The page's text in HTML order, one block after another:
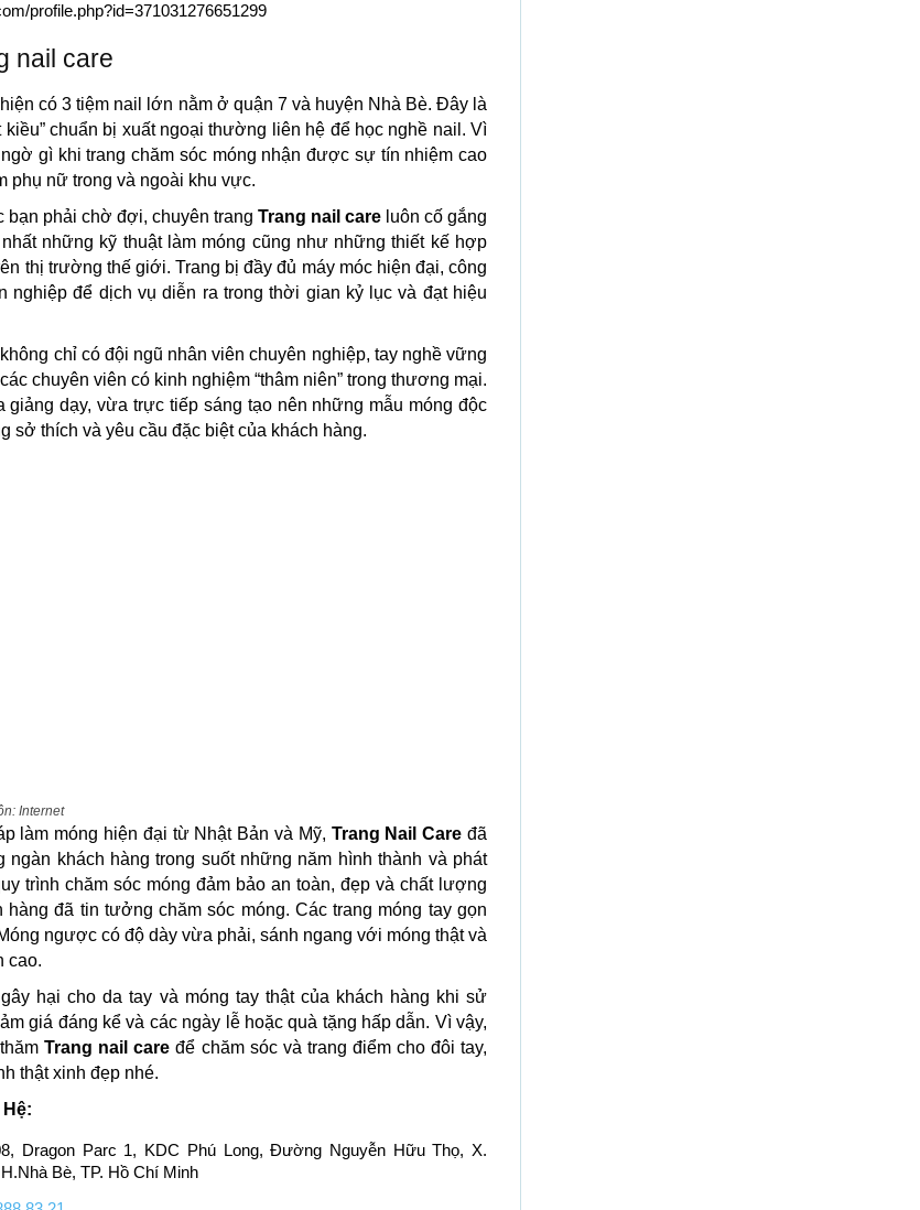
profile.php?id=371031276651299
nail care
hiện có 3 tiệm nail lớn nằm ở quận 7 và huyện Nhà Bè. Đây là
kiều” chuẩn bị xuất ngoại thường liên hệ để học nghề nail. Vì
gì khi trang chăm sóc móng nhận được sự tín nhiệm cao
phụ nữ trong và ngoài khu vực.
bạn phải chờ đợi, chuyên trang Trang nail care luôn cố gắng
những kỹ thuật làm móng cũng như những thiết kế hợp
thị trường thế giới. Trang bị đầy đủ máy móc hiện đại, công
nghiệp để dịch vụ diễn ra trong thời gian kỷ lục và đạt hiệu
không chỉ có đội ngũ nhân viên chuyên nghiệp, tay nghề vững
chuyên viên có kinh nghiệm “thâm niên” trong thương mại.
giảng dạy, vừa trực tiếp sáng tạo nên những mẫu móng độc
sở thích và yêu cầu đặc biệt của khách hàng.
Internet
làm móng hiện đại từ Nhật Bản và Mỹ, Trang Nail Care đã
ngàn khách hàng trong suốt những năm hình thành và phát
trình chăm sóc móng đảm bảo an toàn, đẹp và chất lượng
hàng đã tin tưởng chăm sóc móng. Các trang móng tay gọn
ngược có độ dày vừa phải, sánh ngang với móng thật và
cao.
hại cho da tay và móng tay thật của khách hàng khi sử
giá đáng kể và các ngày lễ hoặc quà tặng hấp dẫn. Vì vậy,
Trang nail care để chăm sóc và trang điểm cho đôi tay,
thật xinh đẹp nhé.
Dragon Parc 1, KDC Phú Long, Đường Nguyễn Hữu Thọ, X.
Bè, TP. Hồ Chí Minh